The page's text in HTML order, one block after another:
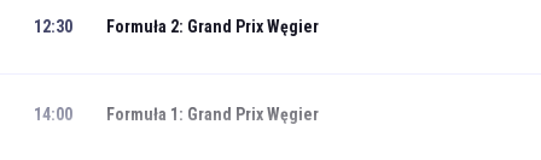
12:30 Formuła 2: Grand Prix Węgier
14:00 Formuła 1: Grand Prix Węgier